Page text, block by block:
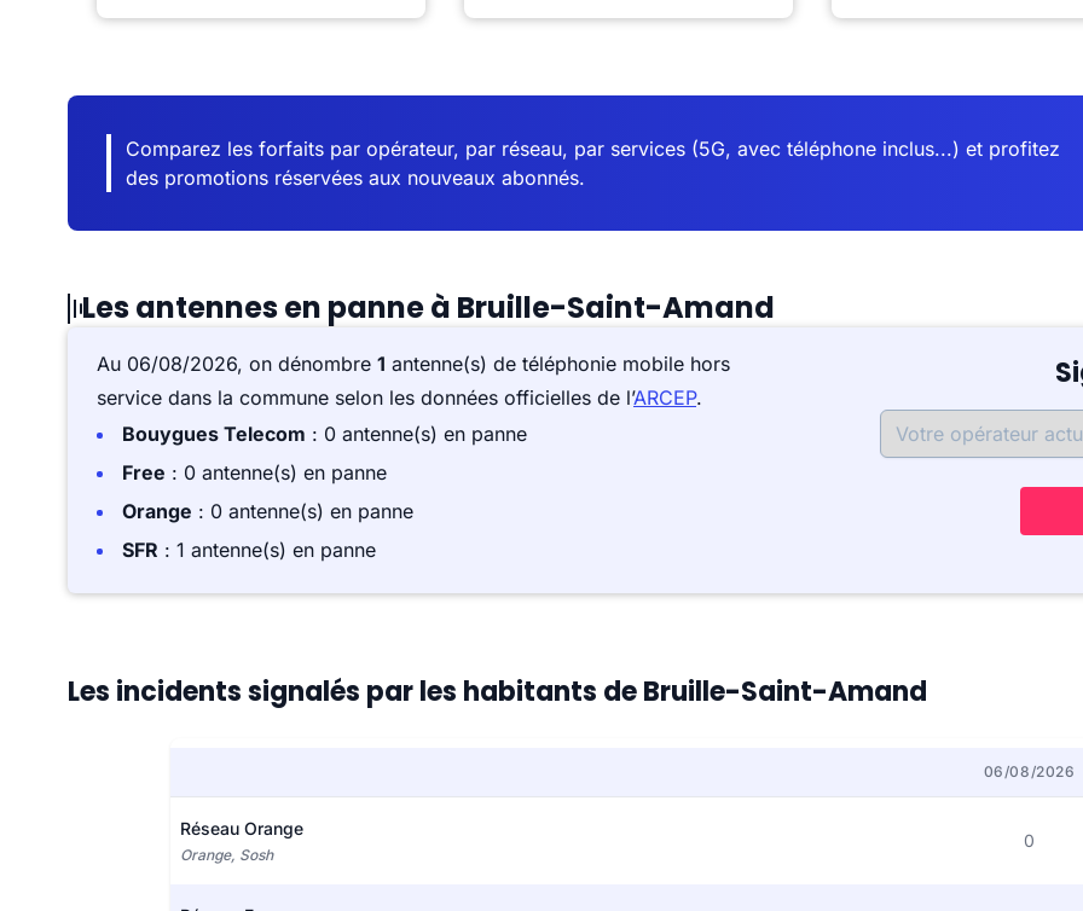
Comparez les forfaits par opérateur, par réseau, par services (5G, avec téléphone inclus...) et profitez
des promotions réservées aux nouveaux abonnés.
Les antennes en panne à Bruille-Saint-Amand
Au 06/08/2026, on dénombre 1 antenne(s) de téléphonie mobile hors
service dans la commune selon les données officielles de l’ARCEP.
Bouygues Telecom : 0 antenne(s) en panne
Free : 0 antenne(s) en panne
Orange : 0 antenne(s) en panne
SFR : 1 antenne(s) en panne
Les incidents signalés par les habitants de Bruille-Saint-Amand
06/08/2026
Réseau Orange
Orange, Sosh
0